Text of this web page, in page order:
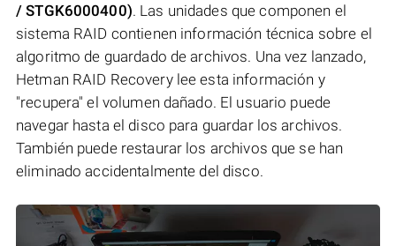
/ STGK6000400). Las unidades que componen el
sistema RAID contienen información técnica sobre el
algoritmo de guardado de archivos. Una vez lanzado,
Hetman RAID Recovery lee esta información y
"recupera" el volumen dañado. El usuario puede
navegar hasta el disco para guardar los archivos.
También puede restaurar los archivos que se han
eliminado accidentalmente del disco.